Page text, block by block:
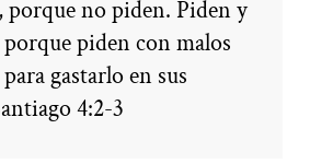
porque no piden. Piden y
piden con malos
gastarlo en sus
4:2-3